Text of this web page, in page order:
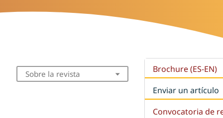
Sobre la revista
Brochure (ES-EN)
Enviar un artículo
Convocatoria de